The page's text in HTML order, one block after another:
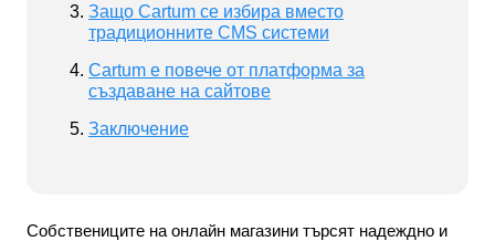
Защо Cartum се избира вместо
традиционните CMS системи
Cartum е повече от платформа за
създаване на сайтове
Заключение
Собствениците на онлайн магазини търсят надеждно и